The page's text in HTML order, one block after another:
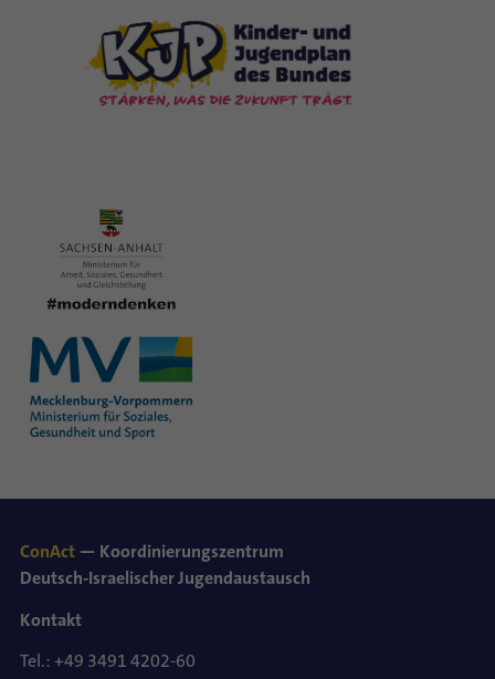
ConAct — Koordinierungszentrum
Deutsch-Israelischer Jugendaustausch
Kontakt
Tel.: +49 3491 4202-60